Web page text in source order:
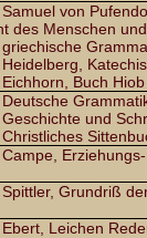
von
des Menschen
Buch
und
Grundriß
Leichen